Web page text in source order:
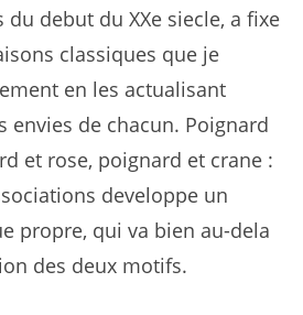
debut du XXe siecle, a fixe
classiques que je
en les actualisant
envies de chacun. Poignard
et rose, poignard et crane :
developpe un
propre, qui va bien au-dela
des deux motifs.